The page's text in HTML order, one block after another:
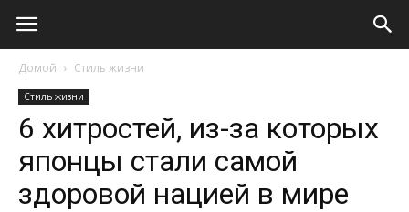
Домой Стиль жизни
Стиль жизни
6 хитростей, из-за которых
японцы стали самой
здоровой нацией в мире